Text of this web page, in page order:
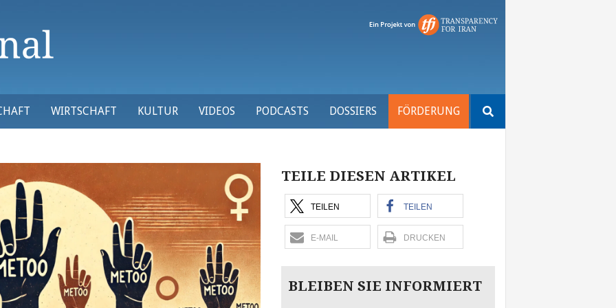
WIRTSCHAFT KULTUR VIDEOS PODCASTS DOSSIERS FÖRDERUNG
nach:
TEILE DIESEN ARTIKEL
TEILEN TEILEN
E-MAIL DRUCKEN
BLEIBEN SIE INFORMIERT